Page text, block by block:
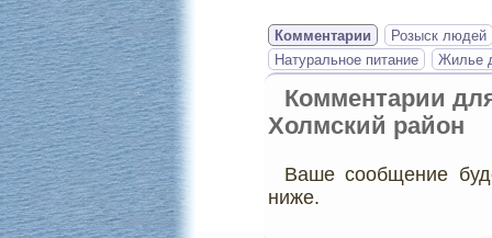
Комментарии
Розыск людей
Натуральное питание
Жилье
Комментарии
Холмский район
Ваше сообщение
ниже.